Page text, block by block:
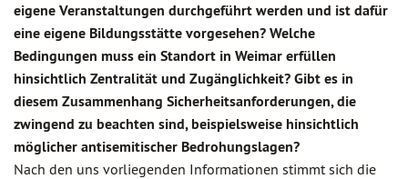
eigene Veranstaltungen durchgeführt werden und ist dafür
eine eigene Bildungsstätte vorgesehen? Welche
Bedingungen muss ein Standort in Weimar erfüllen
hinsichtlich Zentralität und Zugänglichkeit? Gibt es in
diesem Zusammenhang Sicherheitsanforderungen, die
zwingend zu beachten sind, beispielsweise hinsichtlich
möglicher antisemitischer Bedrohungslagen?
Nach den uns vorliegenden Informationen stimmt sich die